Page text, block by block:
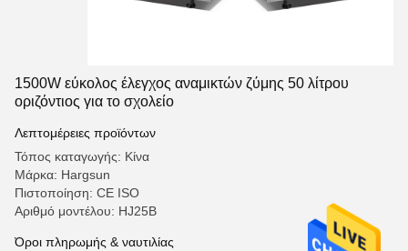
1500W εύκολος έλεγχος αναμικτών ζύμης 50 λίτρου
οριζόντιος για το σχολείο
Λεπτομέρειες προϊόντων
Τόπος καταγωγής: Κίνα
Μάρκα: Hargsun
Πιστοποίηση: CE ISO
Αριθμό μοντέλου: HJ25B
Όροι πληρωμής & ναυτιλίας